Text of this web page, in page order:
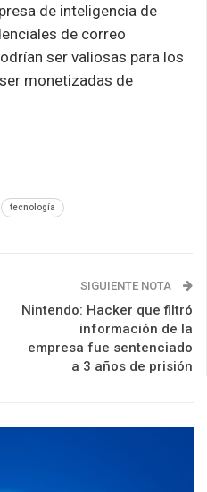
de inteligencia de
de correo
ser valiosas para los
monetizadas de
tecnología
SIGUIENTE NOTA
Nintendo: Hacker que filtró
información de la
empresa fue sentenciado
a 3 años de prisión